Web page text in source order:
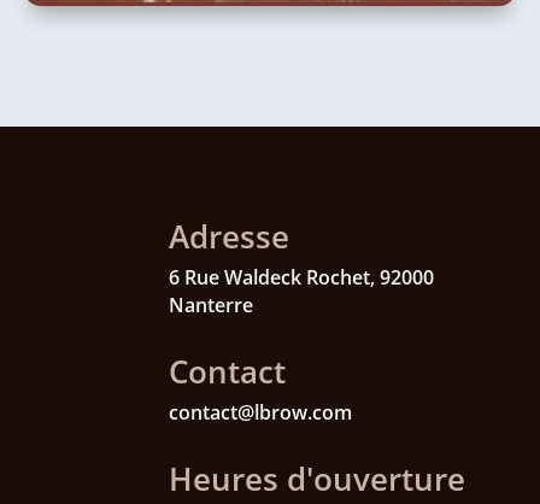
Adresse
6Rue Waldeck Rochet,92000
Nanterre
Contact
contact@lbrow.com
Heures d'ouverture